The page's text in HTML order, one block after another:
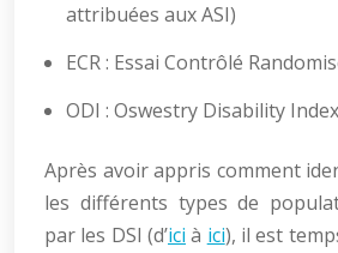
attribuées aux ASI)
ECR : Essai Contrôlé
ODI : Oswestry Disability Index
Après avoir appris comment
les différents types de
par les DSI (d’ici à ici), il est